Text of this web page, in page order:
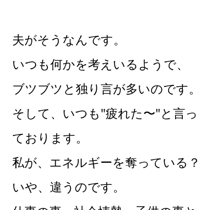
夫がそうなんです。
いつも何かを考えいるようで、
ブツブツと独り言が多いのです。
そして、いつも"疲れた〜"と言っ
ております。
私が、エネルギーを奪っている？
いや、違うのです。